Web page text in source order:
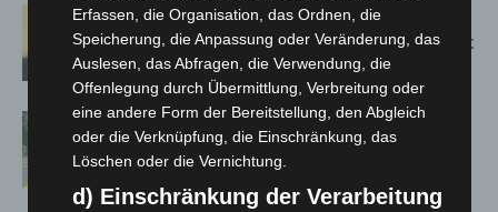
Hannover: Erste Tigermücken-
Population in Niedersachsen entdeckt
Brand im „Haus der Begegnung“ in
Neuwarmbüchen schnell eingedämmt
Erfassen, die Organisation, das Ordnen, die
Speicherung, die Anpassung oder Veränderung, das
Auslesen, das Abfragen, die Verwendung, die
Offenlegung durch Übermittlung, Verbreitung oder
eine andere Form der Bereitstellung, den Abgleich
oder die Verknüpfung, die Einschränkung, das
Löschen oder die Vernichtung.
d) Einschränkung der Verarbeitung